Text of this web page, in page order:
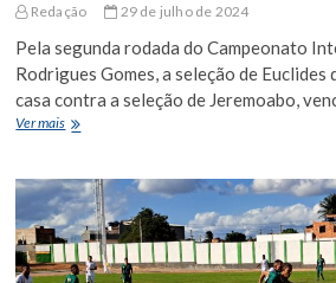
Redação 29 de julho de 2024
Pela segunda rodada do Campeonato
Rodrigues Gomes, a seleção de
casa contra a seleção de Jeremoabo,
Ver maisPor
0,
seleção
euclidense
vence
Jeremoabo